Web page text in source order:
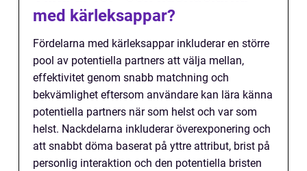
med kärleksappar?
Fördelarna med kärleksappar inkluderar en större
pool av potentiella partners att välja mellan,
effektivitet genom snabb matchning och
bekvämlighet eftersom användare kan lära känna
potentiella partners när som helst och var som
helst. Nackdelarna inkluderar överexponering och
att snabbt döma baserat på yttre attribut, brist på
personlig interaktion och den potentiella bristen